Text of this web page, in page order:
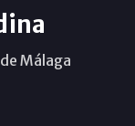
Málaga